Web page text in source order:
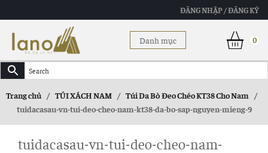
ĐĂNG NHẬP / ĐĂNG KÝ
Danh mục 0
Trang chủ / TÚI XÁCH NAM / Túi Da Bò Đeo Chéo KT38 Cho Nam
/
tuidacasau-vn-tui-deo-cheo-nam-kt38-da-bo-sap-nguyen-mieng-9
tuidacasau-vn-tui-deo-cheo-nam-